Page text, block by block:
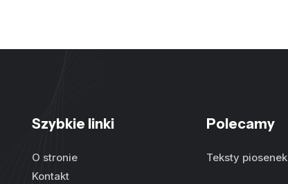
Szybkie linki
O stronie
Kontakt
Polecamy
Teksty piosenek